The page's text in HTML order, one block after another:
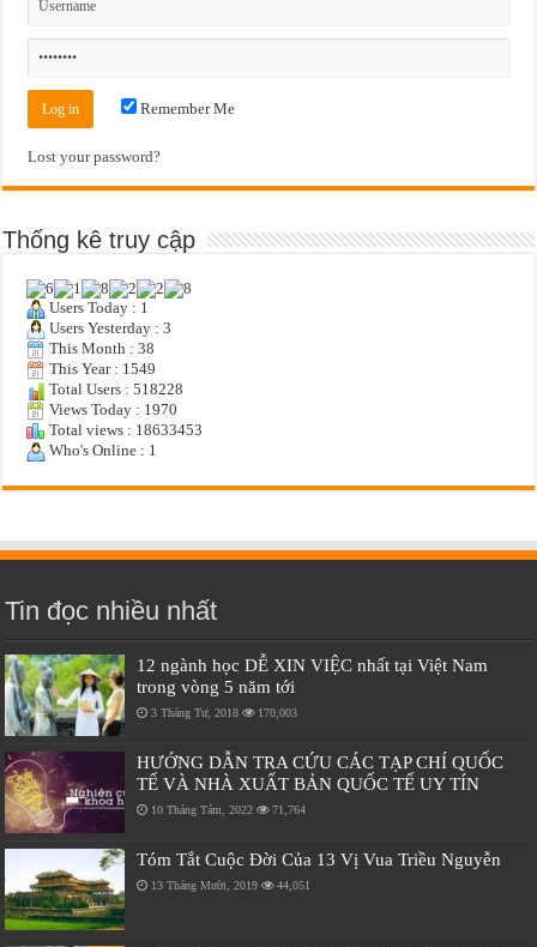
Remember Me
Lost your password?
Thống kê truy cập
Users Today : 1
Users Yesterday : 3
This Month : 38
This Year : 1549
Total Users : 518228
Views Today : 1970
Total views : 18633453
Who's Online : 1
Tin đọc nhiều nhất
12 ngành học DỄ XIN VIỆC nhất tại Việt Nam
trong vòng 5 năm tới
3 Tháng Tư, 2018 170,003
HƯỚNG DẪN TRA CỨU CÁC TẠP CHÍ QUỐC
TẾ VÀ NHÀ XUẤT BẢN QUỐC TẾ UY TÍN
10 Tháng Tám, 2022 71,764
Tóm Tắt Cuộc Đời Của 13 Vị Vua Triều Nguyễn
13 Tháng Mười, 2019 44,051